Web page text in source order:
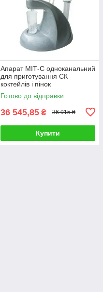
Апарат МІТ-С одноканальний
для приготування СК
коктейлів і пінок
Готово до відправки
36 545,85 ₴ 36 915 ₴
Купити